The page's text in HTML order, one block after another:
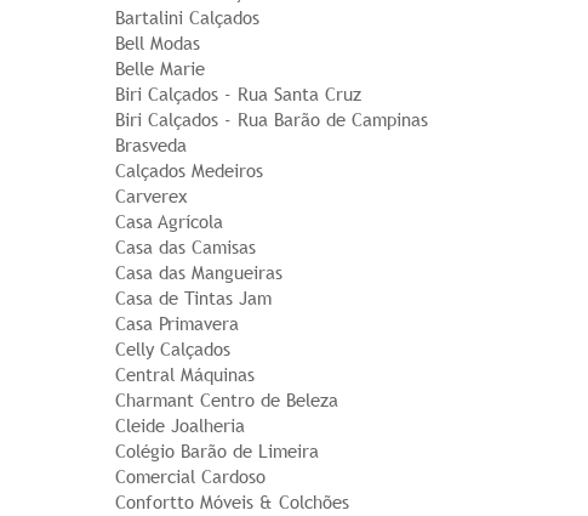
Bartalini Calçados
Bell Modas
Belle Marie
Biri Calçados - Rua Santa Cruz
Biri Calçados - Rua Barão de Campinas
Brasveda
Calçados Medeiros
Carverex
Casa Agrícola
Casa das Camisas
Casa das Mangueiras
Casa de Tintas Jam
Casa Primavera
Celly Calçados
Central Máquinas
Charmant Centro de Beleza
Cleide Joalheria
Colégio Barão de Limeira
Comercial Cardoso
Confortto Móveis & Colchões